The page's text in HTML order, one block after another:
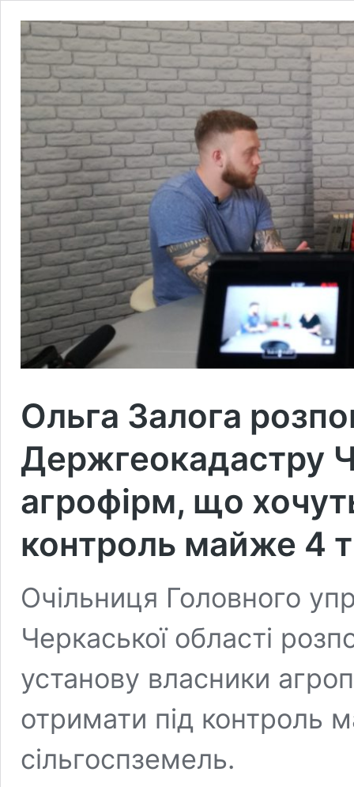
Ольга Залога
Держгеокадастру
агрофірм, що
контроль майже 4
Очільниця Головного
Черкаської області
установу власники
отримати під контроль
сільгоспземель.